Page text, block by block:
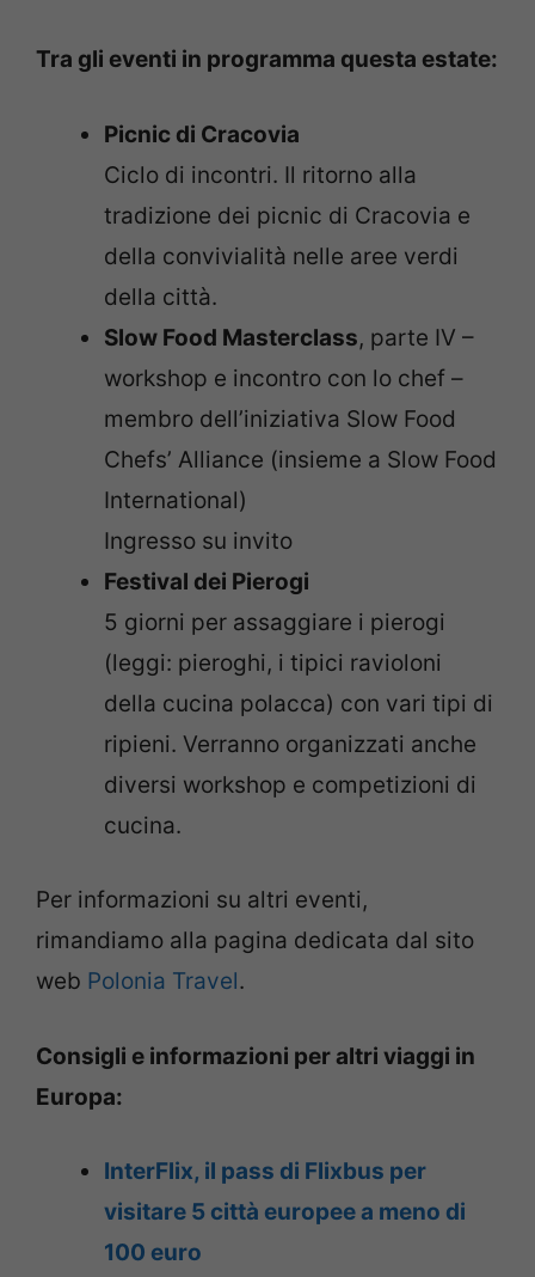
Tra gli eventi in programma questa estate:
Picnic di Cracovia
Ciclo di incontri. Il ritorno alla
tradizione dei picnic di Cracovia e
della convivialità nelle aree verdi
della città.
Slow Food Masterclass, parte IV –
workshop e incontro con lo chef –
membro dell’iniziativa Slow Food
Chefs’ Alliance (insieme a Slow Food
International)
Ingresso su invito
Festival dei Pierogi
5 giorni per assaggiare i pierogi
(leggi: pieroghi, i tipici ravioloni
della cucina polacca) con vari tipi di
ripieni. Verranno organizzati anche
diversi workshop e competizioni di
cucina.
Per informazioni su altri eventi,
rimandiamo alla pagina dedicata dal sito
web Polonia Travel.
Consigli e informazioni per altri viaggi in
Europa:
InterFlix, il pass di Flixbus per
visitare 5 città europee a meno di
100 euro